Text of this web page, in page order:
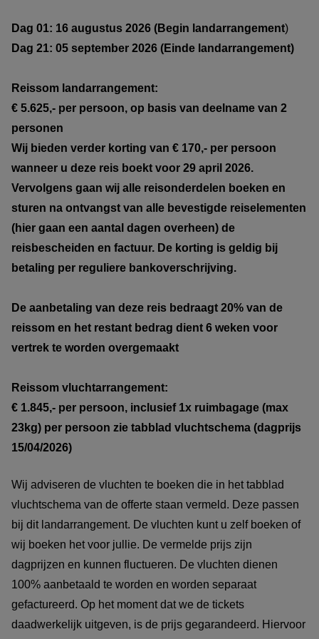
Dag 01: 16 augustus 2026 (Begin landarrangement)
Dag 21: 05 september 2026 (Einde landarrangement)
Reissom landarrangement:
€ 5.625,- per persoon, op basis van deelname van 2
personen
Wij bieden verder korting van € 170,- per persoon
wanneer u deze reis boekt voor 29 april 2026.
Vervolgens gaan wij alle reisonderdelen boeken en
sturen na ontvangst van alle bevestigde reiselementen
(hier gaan een aantal dagen overheen) de
reisbescheiden en factuur. De korting is geldig bij
betaling per reguliere bankoverschrijving.
De aanbetaling van deze reis bedraagt 20% van de
reissom en het restant bedrag dient 6 weken voor
vertrek te worden overgemaakt
Reissom vluchtarrangement:
€ 1.845,- per persoon, inclusief 1x ruimbagage (max
23kg) per persoon zie tabblad vluchtschema (dagprijs
15/04/2026)
Wij adviseren de vluchten te boeken die in het tabblad
vluchtschema van de offerte staan vermeld. Deze passen
bij dit landarrangement. De vluchten kunt u zelf boeken of
wij boeken het voor jullie. De vermelde prijs zijn
dagprijzen en kunnen fluctueren. De vluchten dienen
100% aanbetaald te worden en worden separaat
gefactureerd. Op het moment dat we de tickets
daadwerkelijk uitgeven, is de prijs gegarandeerd. Hiervoor